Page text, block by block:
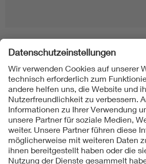
Folgen Sie uns